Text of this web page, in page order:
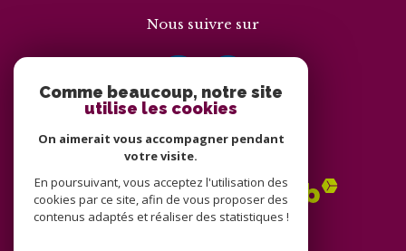
Nous suivre sur
Adhérents
Comme beaucoup, notre site
utilise les cookies
On aimerait vous accompagner pendant
votre visite.
En poursuivant, vous acceptez l'utilisation des
cookies par ce site, afin de vous proposer des
contenus adaptés et réaliser des statistiques !